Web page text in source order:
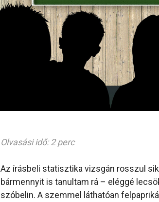
Olvasási idő: 2 perc
Az írásbeli statisztika vizsgán rosszul
bármennyit is tanultam rá – eléggé
szóbelin. A szemmel láthatóan